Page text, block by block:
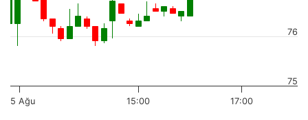
5 Ağu 15:00 17:00
75
76